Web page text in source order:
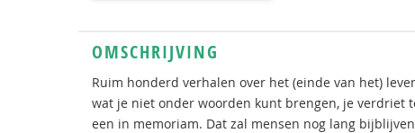
OMSCHRIJVING
Ruim honderd verhalen over het (einde van het)
wat je niet onder woorden kunt brengen, je verdriet
een in memoriam. Dat zal mensen nog lang